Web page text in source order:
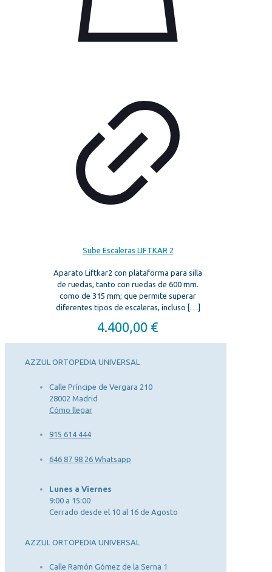
Sube Escaleras LIFTKAR 2
Aparato Liftkar2 con plataforma para silla
de ruedas, tanto con ruedas de 600 mm.
como de 315 mm; que permite superar
diferentes tipos de escaleras, incluso […]
4.400,00 €
AZZUL ORTOPEDIA UNIVERSAL
Calle Príncipe de Vergara 210
28002 Madrid
Cómo llegar
915 614 444
646 87 98 26 Whatsapp
Lunes a Viernes
9:00 a 15:00
Cerrado desde el 10 al 16 de Agosto
AZZUL ORTOPEDIA UNIVERSAL
Calle Ramón Gómez de la Serna 1